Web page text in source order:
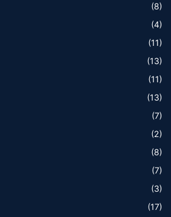
(8)
(4)
(11)
(13)
(11)
(13)
(7)
(2)
(8)
(7)
(3)
(17)